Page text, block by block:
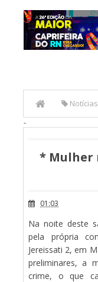
Notícias
facadas.
-
* Mulher
01:03
Na noite deste
pela própria
Jereissati 2, em
preliminares, a
crime, o que